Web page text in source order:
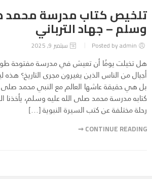
تلخيص كتاب مدرسة محمد
وسلم – جهاد الترباني
سبتمبر 9, 2025
هل تخيلت يومًا أن تعيش في مدرسة مفتوحة
أجيال من الناس الذين يغيرون مجرى التاريخ؟
بل هي حقيقة عاشها العالم مع النبي محمد
كتابه مدرسة محمد صلى الله عليه وسلم، يأخذنا
رحلة مختلفة عن كتب السيرة النبوية […]
CONTINUE READING ➞